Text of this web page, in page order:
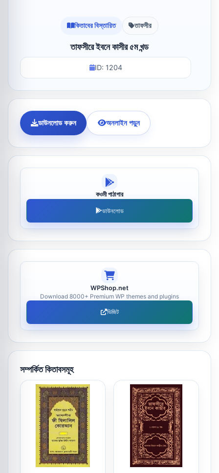
কিতাবের বিস্তারিত তাফসীর
তাফসীরে ইবনে কাসীর ৫ম খন্ড
ID: 1204
ডাউনলোড করুন অনলাইন পড়ুন
কওমী পাঠাগার
ডাউনলোড
WPShop.net
Download 8000+ Premium WP themes and plugins
ভিজিট
সম্পর্কিত কিতাবসমূহ